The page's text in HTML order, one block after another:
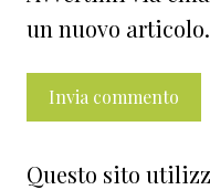
un nuovo articolo.
Questo sito